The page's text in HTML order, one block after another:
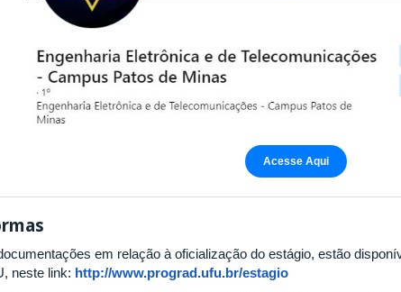
Acesse Aqui
em relação à oficialização do estágio, estão
neste link: http://www.prograd.ufu.br/estagio